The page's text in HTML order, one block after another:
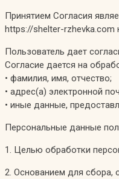
Принятием Согласия
https://shelter-rzhevka.com
Пользователь дает
Согласие дается на
• фамилия, имя, отчество;
• адрес(а) электронной
• иные данные,
Персональные данные
1. Целью обработки
2. Основанием для сбора,